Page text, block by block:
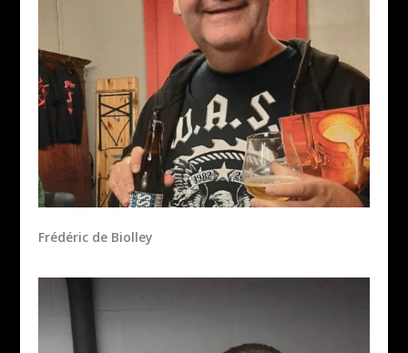
Frédéric de Biolley